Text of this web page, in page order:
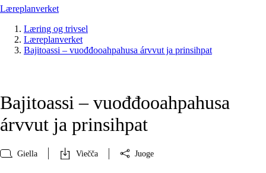
Læreplanverket
Læring og trivsel
Læreplanverket
Bajitoassi – vuođđooahpahusa árvvut ja prinsihpat
Bajitoassi – vuođđooahpahusa
árvvut ja prinsihpat
Giella Viečča Juoge